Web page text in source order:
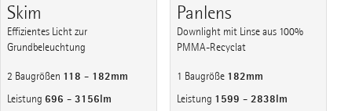
Skim
Effizientes Licht zur
Grundbeleuchtung
2 Baugrößen 118 - 182mm
Leistung 696 - 3156lm
Panlens
Downlight mit Linse aus 100%
PMMA-Recyclat
1 Baugröße 182mm
Leistung 1599 - 2838lm